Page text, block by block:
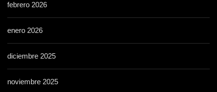
febrero 2026
enero 2026
diciembre 2025
noviembre 2025